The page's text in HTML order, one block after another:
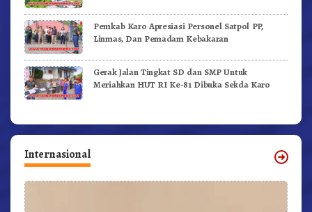
Pemkab Karo Apresiasi Personel Satpol PP,
Linmas, Dan Pemadam Kebakaran
Gerak Jalan Tingkat SD dan SMP Untuk
Meriahkan HUT RI Ke-81 Dibuka Sekda Karo
Internasional